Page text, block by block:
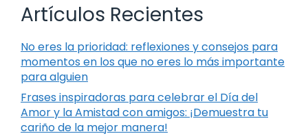
Artículos Recientes
No eres la prioridad: reflexiones y consejos para
momentos en los que no eres lo más importante
para alguien
Frases inspiradoras para celebrar el Día del
Amor y la Amistad con amigos: ¡Demuestra tu
cariño de la mejor manera!